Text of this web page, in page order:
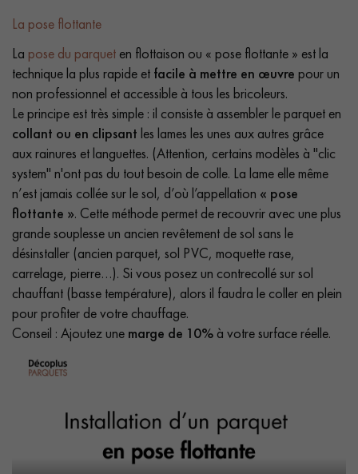
La pose flottante
La pose du parquet en flottaison ou « pose flottante » est la
technique la plus rapide et facile à mettre en œuvre pour un
non professionnel et accessible à tous les bricoleurs.
Le principe est très simple : il consiste à assembler le parquet en
collant ou en clipsant les lames les unes aux autres grâce
aux rainures et languettes. (Attention, certains modèles à "clic
system" n'ont pas du tout besoin de colle. La lame elle même
n’est jamais collée sur le sol, d’où l’appellation « pose
flottante ». Cette méthode permet de recouvrir avec une plus
grande souplesse un ancien revêtement de sol sans le
désinstaller (ancien parquet, sol PVC, moquette rase,
carrelage, pierre…). Si vous posez un contrecollé sur sol
chauffant (basse température), alors il faudra le coller en plein
pour profiter de votre chauffage.
Conseil : Ajoutez une marge de 10% à votre surface réelle.